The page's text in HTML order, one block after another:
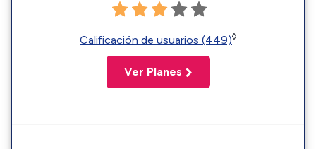
Calificación de usuarios (449)◊
Ver Planes